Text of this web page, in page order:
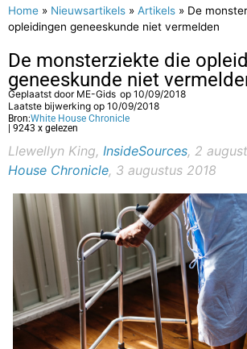
Home » Nieuwsartikels » Artikels » De
opleidingen geneeskunde niet vermelden
De monsterziekte die
geneeskunde niet
Geplaatst door ME-Gids op 10/09/2018
Laatste bijwerking op 10/09/2018
Bron:White House Chronicle
| 9243 x gelezen
Llewellyn King, InsideSources, 2
House Chronicle, 3 augustus 2018